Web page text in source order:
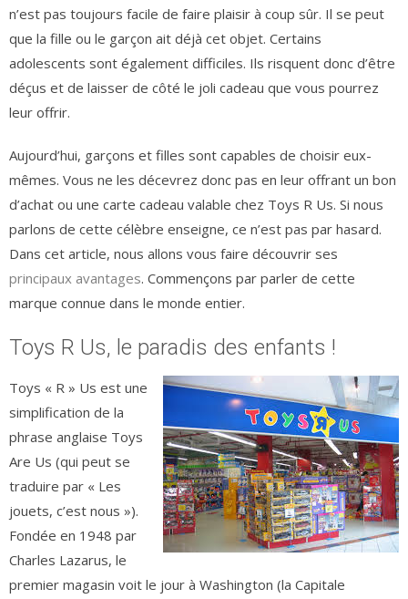
n’est pas toujours facile de faire plaisir à coup sûr. Il se peut
que la fille ou le garçon ait déjà cet objet. Certains
adolescents sont également difficiles. Ils risquent donc d’être
déçus et de laisser de côté le joli cadeau que vous pourrez
leur offrir.
Aujourd’hui, garçons et filles sont capables de choisir eux-
mêmes. Vous ne les décevrez donc pas en leur offrant un bon
d’achat ou une carte cadeau valable chez Toys R Us. Si nous
parlons de cette célèbre enseigne, ce n’est pas par hasard.
Dans cet article, nous allons vous faire découvrir ses
principaux avantages. Commençons par parler de cette
marque connue dans le monde entier.
Toys R Us, le paradis des enfants !
Toys « R » Us est une
simplification de la
phrase anglaise Toys
Are Us (qui peut se
traduire par « Les
jouets, c’est nous »).
Fondée en 1948 par
Charles Lazarus, le
premier magasin voit le jour à Washington (la Capitale